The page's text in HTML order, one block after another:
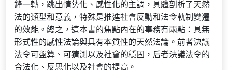
鋒一轉，跳出情勢化、感性化的主調，具體剖析了天然
法的類型和意義，特殊是推進社會反動和法令軌制變遷
的效能。總之，這本書的焦點內在的事務有兩點：具無
形式性的感性法論與具有本質性的天然法論。前者決議
法令可盤算、可猜測以及社會的穩固，后者決議法令的
合法化、反思化以及社會的提高。